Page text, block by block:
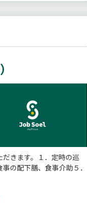
きます。１．定時の巡
の配下膳、食事介助５．